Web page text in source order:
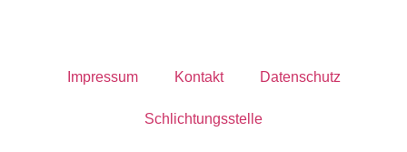
Impressum Kontakt Datenschutz
Schlichtungsstelle